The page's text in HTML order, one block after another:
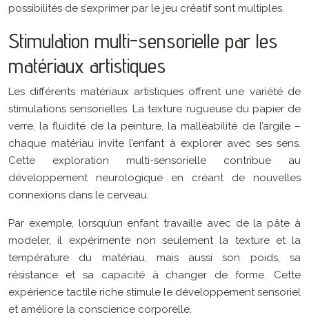
possibilités de s’exprimer par le jeu créatif sont multiples.
Stimulation multi-sensorielle par les
matériaux artistiques
Les différents matériaux artistiques offrent une variété de
stimulations sensorielles. La texture rugueuse du papier de
verre, la fluidité de la peinture, la malléabilité de l’argile –
chaque matériau invite l’enfant à explorer avec ses sens.
Cette exploration multi-sensorielle contribue au
développement neurologique en créant de nouvelles
connexions dans le cerveau.
Par exemple, lorsqu’un enfant travaille avec de la pâte à
modeler, il expérimente non seulement la texture et la
température du matériau, mais aussi son poids, sa
résistance et sa capacité à changer de forme. Cette
expérience tactile riche stimule le développement sensoriel
et améliore la conscience corporelle.